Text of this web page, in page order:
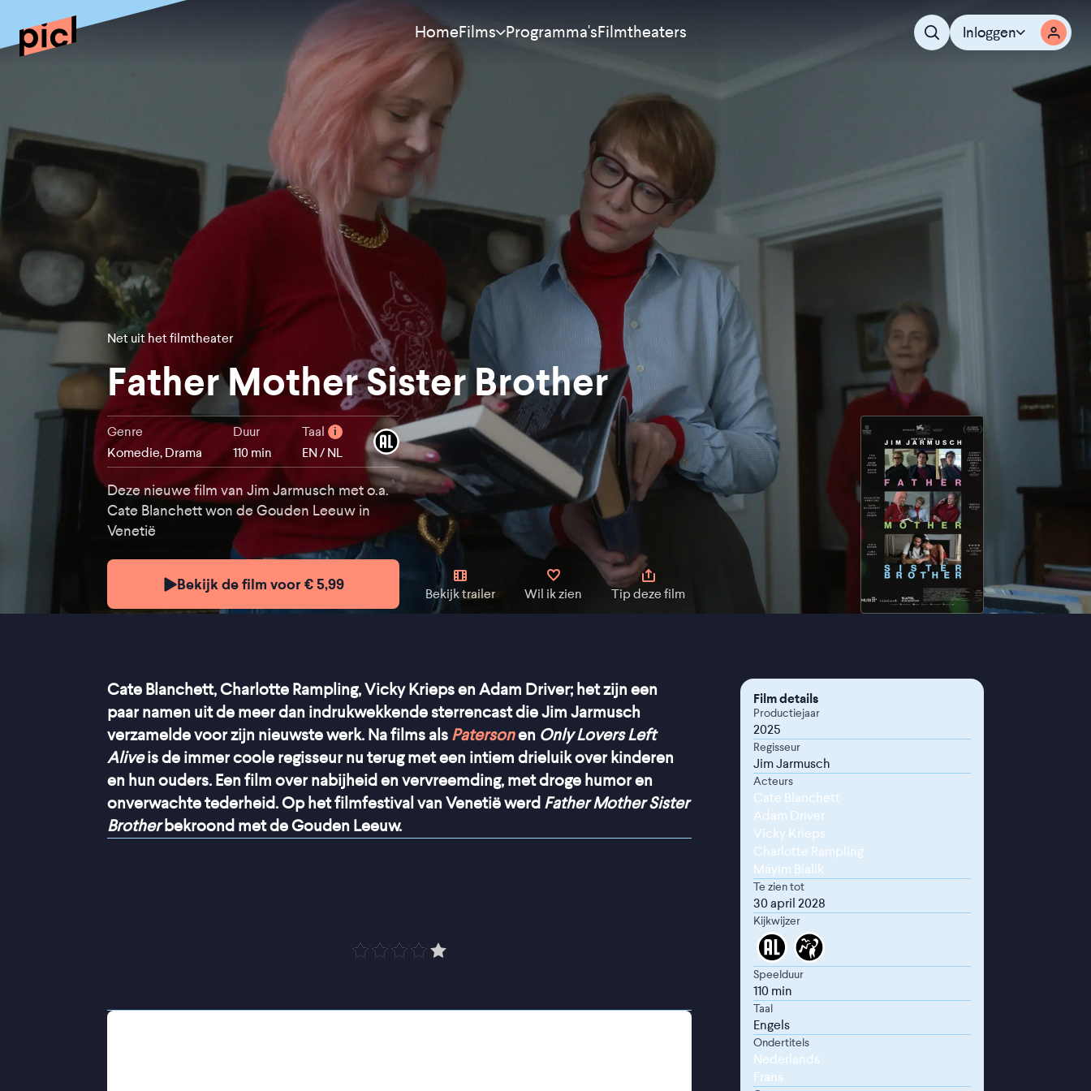
HomeFilms
Nieuw
Binnenkort
Programma'sFilmtheaters Inloggen
Net uit het filmtheater
Father Mother Sister Brother
Genre
Komedie, Drama
Duur
110 min
Taal i
EN / NL
Deze nieuwe film van Jim Jarmusch met o.a.
Cate Blanchett won de Gouden Leeuw in
Venetië
Bekijk de film voor € 5,99
Bekijk trailer Wil ik zien Tip deze film
Cate Blanchett, Charlotte Rampling, Vicky Krieps en Adam Driver; het zijn een
paar namen uit de meer dan indrukwekkende sterrencast die Jim Jarmusch
verzamelde voor zijn nieuwste werk. Na films als Patersonen Only Lovers Left
Aliveis de immer coole regisseur nu terug met een intiem drieluik over kinderen
en hun ouders. Een film over nabijheid en vervreemding, met droge humor en
onverwachte tederheid. Op het filmfestival van Venetië werd Father Mother Sister
Brotherbekroond met de Gouden Leeuw.
In het eerste deel reist een zoon samen met zijn zus terug naar zijn afgelegen
Film details
Productiejaar
2025
Regisseur
Jim Jarmusch
Acteurs
Cate Blanchett
Adam Driver
Vicky Krieps
Charlotte Rampling
Mayim Bialik
Te zien tot
30 april 2028
Kijkwijzer
Speelduur
110 min
Taal
Engels
Ondertitels
Nederlands
Frans